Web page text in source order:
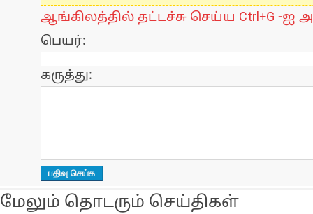
ஆங்கிலத்தில் தட்டச்சு செய்ய Ctrl+G -ஐ
பெயர்:
கருத்து:
மேலும் தொடரும் செய்திகள்